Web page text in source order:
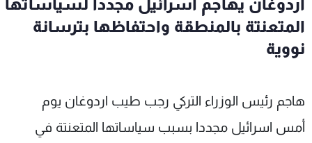
اردوغان يهاجم اسرائيل مجددا لسياساتها
المتعنتة بالمنطقة واحتفاظها بترسانة
نووية
هاجم رئيس الوزراء التركي رجب طيب اردوغان يوم
أمس اسرائيل مجددا بسبب سياساتها المتعنتة في
الأخبار
سياسة
منوعات رياضة